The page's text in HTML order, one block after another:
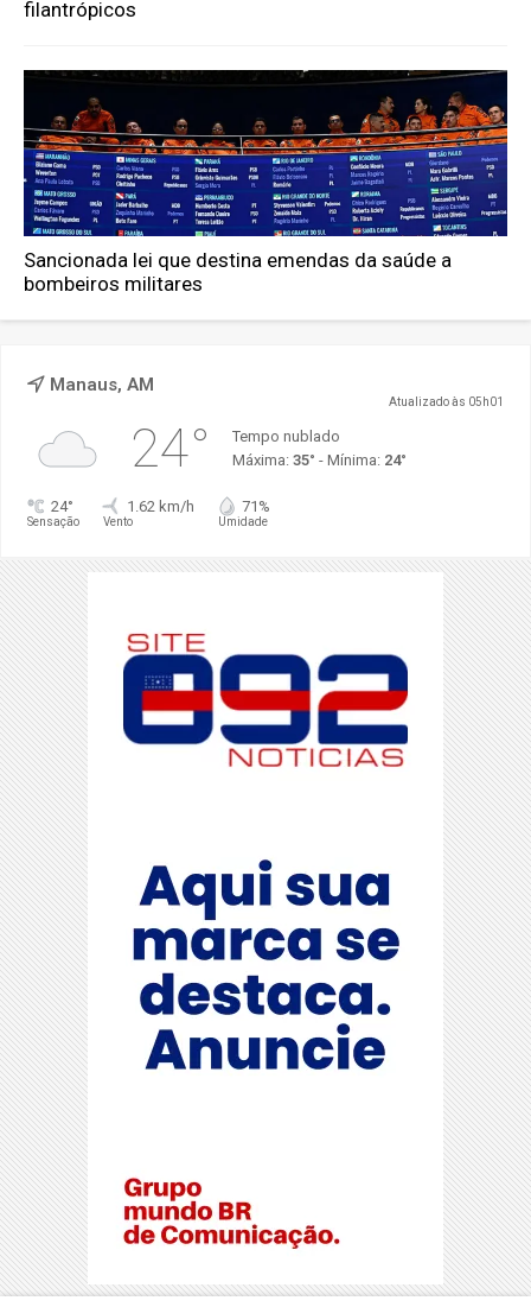
filantrópicos
Sancionada lei que destina emendas da saúde a
bombeiros militares
Manaus, AM
Atualizado às 05h01
24°
Tempo nublado
Máxima: 35° - Mínima: 24°
24°
Sensação
1.62 km/h
Vento
71%
Umidade